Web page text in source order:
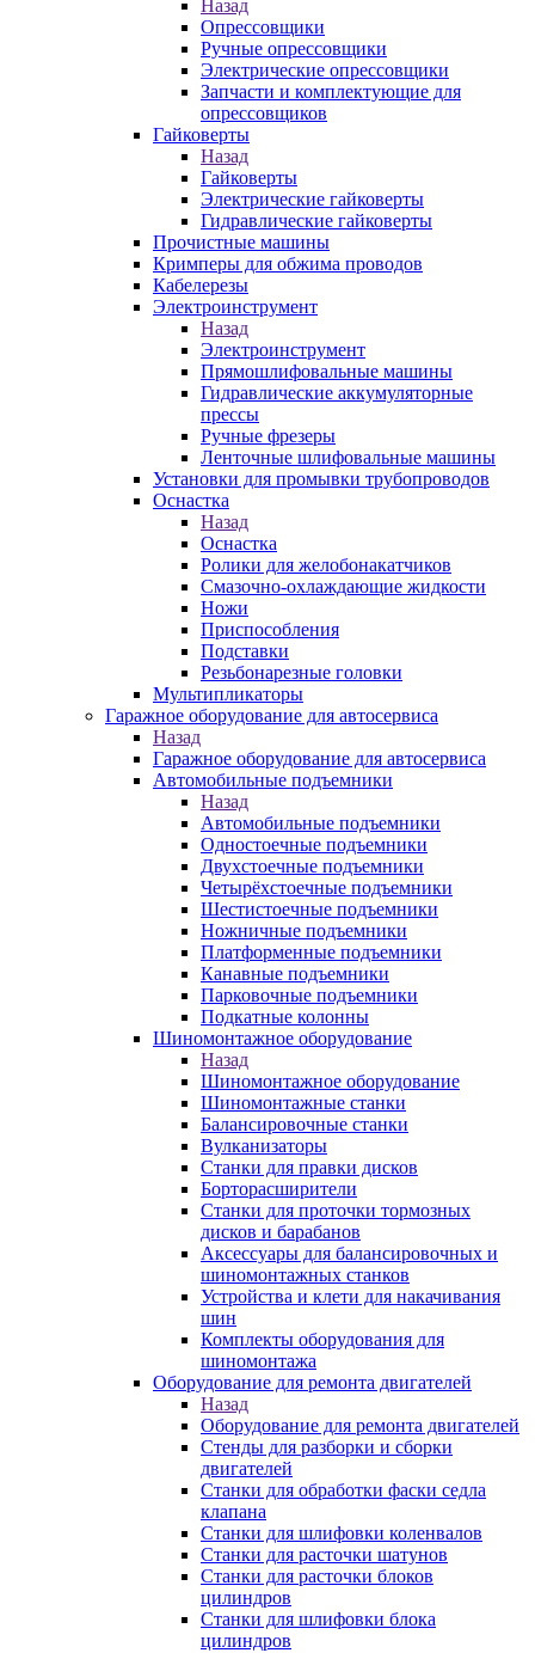
Назад
Опрессовщики
Ручные опрессовщики
Электрические опрессовщики
Запчасти и комплектующие для
опрессовщиков
Гайковерты
Назад
Гайковерты
Электрические гайковерты
Гидравлические гайковерты
Прочистные машины
Кримперы для обжима проводов
Кабелерезы
Электроинструмент
Назад
Электроинструмент
Прямошлифовальные машины
Гидравлические аккумуляторные
прессы
Ручные фрезеры
Ленточные шлифовальные машины
Установки для промывки трубопроводов
Оснастка
Назад
Оснастка
Ролики для желобонакатчиков
Смазочно-охлаждающие жидкости
Ножи
Приспособления
Подставки
Резьбонарезные головки
Мультипликаторы
Гаражное оборудование для автосервиса
Назад
Гаражное оборудование для автосервиса
Автомобильные подъемники
Назад
Автомобильные подъемники
Одностоечные подъемники
Двухстоечные подъемники
Четырёхстоечные подъемники
Шестистоечные подъемники
Ножничные подъемники
Платформенные подъемники
Канавные подъемники
Парковочные подъемники
Подкатные колонны
Шиномонтажное оборудование
Назад
Шиномонтажное оборудование
Шиномонтажные станки
Балансировочные станки
Вулканизаторы
Станки для правки дисков
Борторасширители
Станки для проточки тормозных
дисков и барабанов
Аксессуары для балансировочных и
шиномонтажных станков
Устройства и клети для накачивания
шин
Комплекты оборудования для
шиномонтажа
Оборудование для ремонта двигателей
Назад
Оборудование для ремонта двигателей
Стенды для разборки и сборки
двигателей
Станки для обработки фаски седла
клапана
Станки для шлифовки коленвалов
Станки для расточки шатунов
Станки для расточки блоков
цилиндров
Станки для шлифовки блока
цилиндров